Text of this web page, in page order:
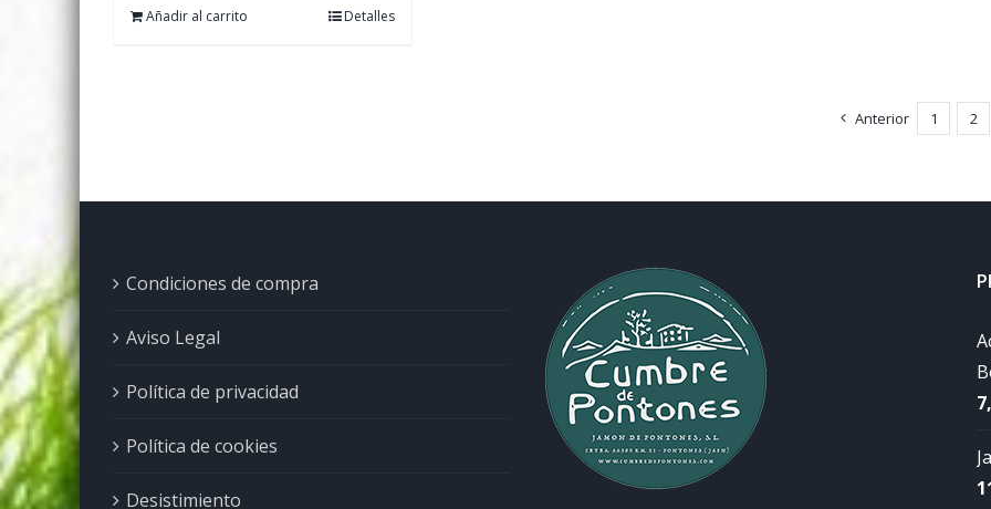
Añadir al carrito Detalles
Anterior 1 2
Condiciones de compra
Aviso Legal
Política de privacidad
Política de cookies
Desistimiento